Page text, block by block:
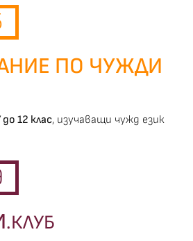
ПО ЧУЖДИ
до 12 клас, изучаващи чужд език
.КЛУБ